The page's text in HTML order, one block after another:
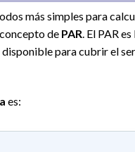
más simples para
de PAR. El PAR
para cubrir el
es: